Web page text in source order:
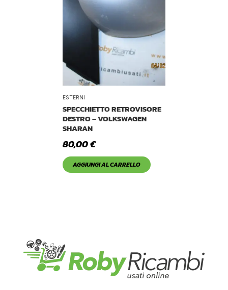
ESTERNI
SPECCHIETTO RETROVISORE
DESTRO – VOLKSWAGEN
SHARAN
80,00€
AGGIUNGI AL CARRELLO